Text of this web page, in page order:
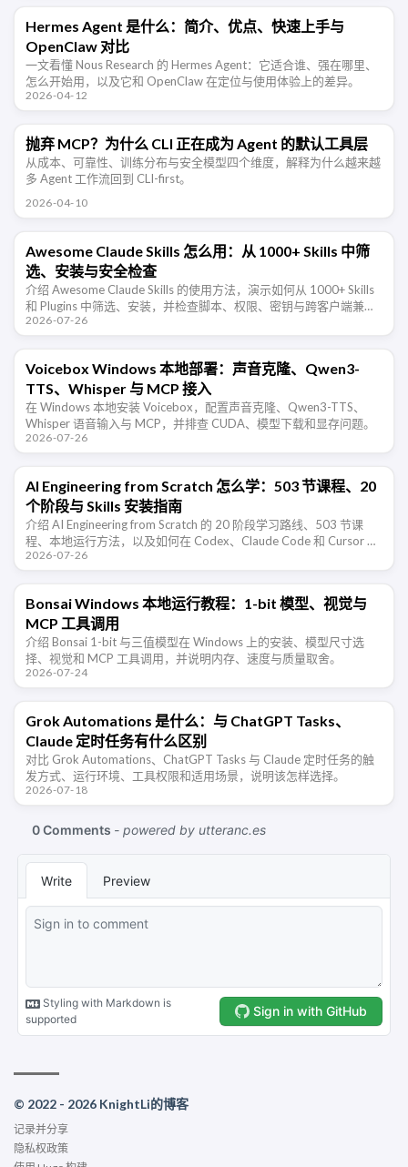
Hermes Agent 是什么：简介、优点、快速上手与
OpenClaw 对比
一文看懂 Nous Research 的 Hermes Agent：它适合谁、强在哪里、
怎么开始用，以及它和 OpenClaw 在定位与使用体验上的差异。
2026-04-12
抛弃 MCP？为什么 CLI 正在成为 Agent 的默认工具层
从成本、可靠性、训练分布与安全模型四个维度，解释为什么越来越
多 Agent 工作流回到 CLI-first。
2026-04-10
Awesome Claude Skills 怎么用：从 1000+ Skills 中筛
选、安装与安全检查
介绍 Awesome Claude Skills 的使用方法，演示如何从 1000+ Skills
和 Plugins 中筛选、安装，并检查脚本、权限、密钥与跨客户端兼容
性。
2026-07-26
Voicebox Windows 本地部署：声音克隆、Qwen3-
TTS、Whisper 与 MCP 接入
在 Windows 本地安装 Voicebox，配置声音克隆、Qwen3-TTS、
Whisper 语音输入与 MCP，并排查 CUDA、模型下载和显存问题。
2026-07-26
AI Engineering from Scratch 怎么学：503 节课程、20
个阶段与 Skills 安装指南
介绍 AI Engineering from Scratch 的 20 阶段学习路线、503 节课
程、本地运行方法，以及如何在 Codex、Claude Code 和 Cursor 中
安装配套 …
2026-07-26
Bonsai Windows 本地运行教程：1-bit 模型、视觉与
MCP 工具调用
介绍 Bonsai 1-bit 与三值模型在 Windows 上的安装、模型尺寸选
择、视觉和 MCP 工具调用，并说明内存、速度与质量取舍。
2026-07-24
Grok Automations 是什么：与 ChatGPT Tasks、
Claude 定时任务有什么区别
对比 Grok Automations、ChatGPT Tasks 与 Claude 定时任务的触
发方式、运行环境、工具权限和适用场景，说明该怎样选择。
2026-07-18
© 2022 - 2026 KnightLi的博客
记录并分享
隐私权政策